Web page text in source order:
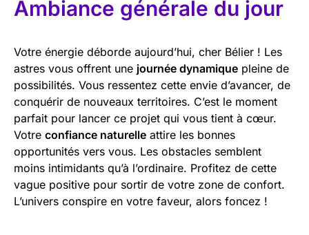
Ambiance générale du jour
Votre énergie déborde aujourd’hui, cher Bélier ! Les
astres vous offrent une journée dynamique pleine de
possibilités. Vous ressentez cette envie d’avancer, de
conquérir de nouveaux territoires. C’est le moment
parfait pour lancer ce projet qui vous tient à cœur.
Votre confiance naturelle attire les bonnes
opportunités vers vous. Les obstacles semblent
moins intimidants qu’à l’ordinaire. Profitez de cette
vague positive pour sortir de votre zone de confort.
L’univers conspire en votre faveur, alors foncez !